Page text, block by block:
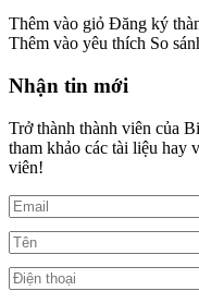
Thêm vào giỏ Đăng ký
Thêm vào yêu thích So
Nhận tin mới
Trở thành thành viên của
tham khảo các tài liệu hay
viên!